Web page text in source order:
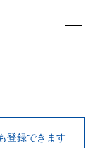
登録できます